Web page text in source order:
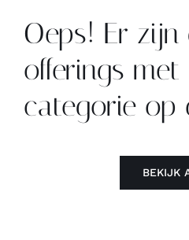
Oeps! Er zijn
offerings met
categorie op
BEKIJK